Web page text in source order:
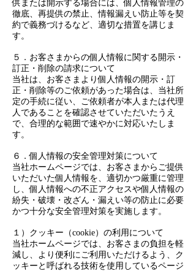
供または開示する場合には、個人情報管理の
徹底、再提供の禁止、情報漏えい防止等を契
約で義務づけるなど、適切な措置を講じま
す。
５．お客さまからの個人情報に関する開示・
訂正・削除の請求について
当社は、お客さまより個人情報の開示・訂
正・削除等のご依頼があった場合は、当社所
定の手続に従い、ご依頼者が本人または代理
人であることを確認させていただいたうえ
で、合理的な範囲で速やかに対応いたしま
す。
６．個人情報の安全管理対策について
当社ホームページでは、お客さまからご提供
いただいた個人情報を、適切かつ厳重に管理
し、個人情報への不正アクセスや個人情報の
紛失・破壊・改ざん・漏えい等の防止に必要
かつ十分な安全管理対策を実施します。
１）クッキー（cookie）の利用について
当社ホームページでは、お客さまの負担を軽
減し、より便利にご利用いただけるよう、ク
ッキーと呼ばれる技術を使用しているページ